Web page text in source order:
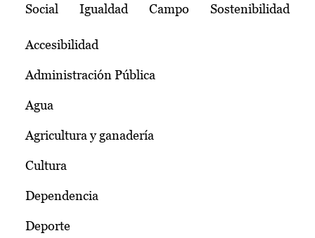
Social Igualdad Campo Sostenibilidad
Accesibilidad
Administración Pública
Agua
Agricultura y ganadería
Cultura
Dependencia
Deporte